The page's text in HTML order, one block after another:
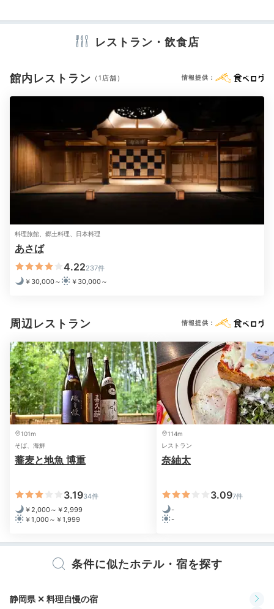
て、ほっと一息つきましょう。隔たりのないオープンな
設えで開放的です。借景のような一枚をカメラにおさめ
amira__0811
入浴の途中にサロンに立ち寄り、フリードリンクの飲み
物を頂きながら、能舞台の眺めを楽しみました。夜はラ
イトアップされてまた違う趣でした。
+3
Dinner
18:30
日本料理の真髄を知る
夕食はお部屋で会席料理。駿河湾でとれた魚や軍鶏など
季節の食材を使いつつ、あさば名物の「穴子黒米寿し」
も味わえます。シンプルながらも滋味深い味わいに感
amira__0811
レストラン・飲食店
館内レストラン （1店舗） 情報提供：
料理旅館、郷土料理、日本料理
あさば
4.22237件
￥30,000～
￥30,000～
周辺レストラン 情報提供：
101m
そば、海鮮
蕎麦と地魚 博重
3.1934件
￥2,000～￥2,999
￥1,000～￥1,999
114m
レストラン
奈紬太
3.097件
-
-
条件に似たホテル・宿を探す
静岡県 ✕ 料理自慢の宿